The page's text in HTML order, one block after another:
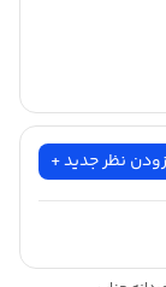
نظر جدید +